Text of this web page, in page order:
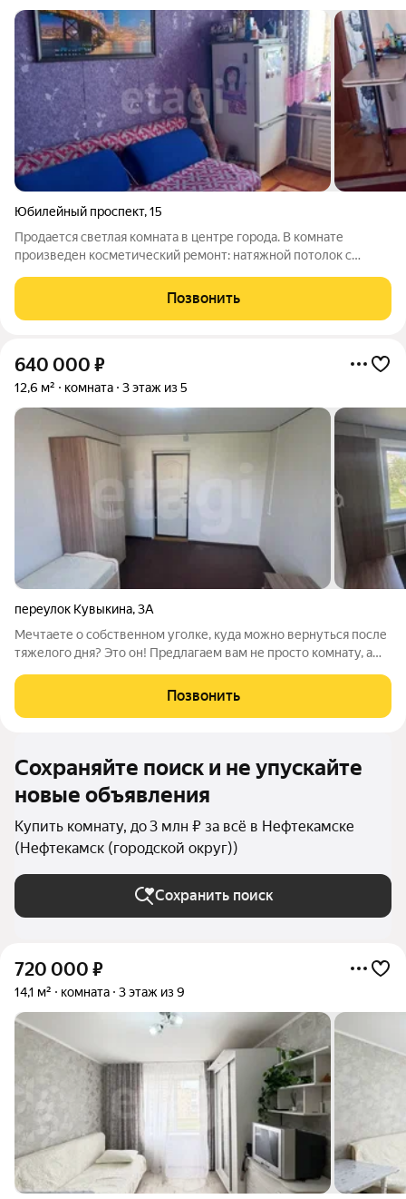
Юбилейный проспект,15
Продается светлая комната в центре города. В комнате
произведен косметический ремонт: натяжной потолок с
двух хозяев, хорошие соседи. Развитая инфраструктура. Рядом
находятся детский сад,
Позвонить
640 000 ₽
12,6 м² комната 3 этаж из 5
переулок Кувыкина,3А
Мечтаете о собственном уголке, куда можно вернуться после
тяжелого дня? Это он! Предлагаем вам не просто комнату, а
Идеальный ремонт: Больше не нужно тратить силы и деньги на
отделку. Стены уже
Позвонить
Сохраняйте поиск и не упускайте
новые объявления
Купить комнату, до 3 млн ₽ за всё в Нефтекамске
(Нефтекамск (городской округ))
Сохранить поиск
720 000 ₽
14,1 м² комната 3 этаж из 9